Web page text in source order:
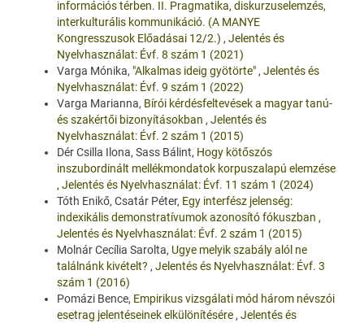
információs térben. II. Pragmatika, diskurzuselemzés,
interkulturális kommunikáció. (A MANYE
Kongresszusok Előadásai 12/2.) , Jelentés és
Nyelvhasználat: Évf. 8 szám 1 (2021)
Varga Mónika, "Alkalmas ideig gyötörte", Jelentés és
Nyelvhasználat: Évf. 9 szám 1 (2022)
Varga Marianna, Bírói kérdésfeltevések a magyar tanú-
és szakértői bizonyításokban , Jelentés és
Nyelvhasználat: Évf. 2 szám 1 (2015)
Dér Csilla Ilona, Sass Bálint, Hogy kötőszós
inszubordinált mellékmondatok korpuszalapú elemzése
, Jelentés és Nyelvhasználat: Évf. 11 szám 1 (2024)
Tóth Enikő, Csatár Péter, Egy interfész jelenség:
indexikális demonstratívumok azonosító fókuszban ,
Jelentés és Nyelvhasználat: Évf. 2 szám 1 (2015)
Molnár Cecília Sarolta, Ugye melyik szabály alól ne
találnánk kivételt? , Jelentés és Nyelvhasználat: Évf. 3
szám 1 (2016)
Pomázi Bence, Empirikus vizsgálati mód három névszói
esetrag jelentéseinek elkülönítésére, Jelentés és